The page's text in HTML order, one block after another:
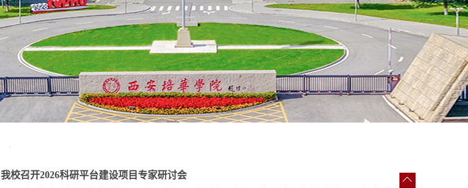
省教育厅专家组莅临西安培华学院开展实验室...
2026年6月4日下午，省教育厅实验室安全专项检查专家组一行5人莅临西安培华学院，开
我校召开2026科研平台建设项目专家研讨会